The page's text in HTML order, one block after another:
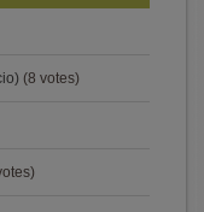
(8 votes)